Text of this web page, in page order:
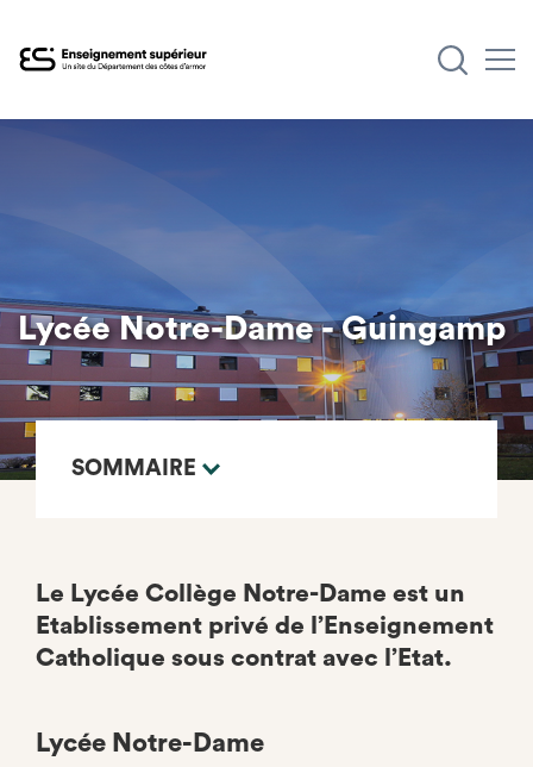
Lycée Notre-Dame - Guingamp
SOMMAIRE
Le Lycée Collège Notre-Dame est un
Etablissement privé de l’Enseignement
Catholique sous contrat avec l’Etat.
Lycée Notre-Dame